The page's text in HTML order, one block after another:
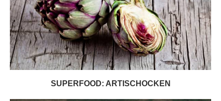
SUPERFOOD: ARTISCHOCKEN